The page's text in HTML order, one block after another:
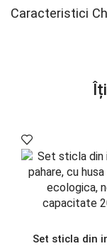
Caracteristici
Set sticla din